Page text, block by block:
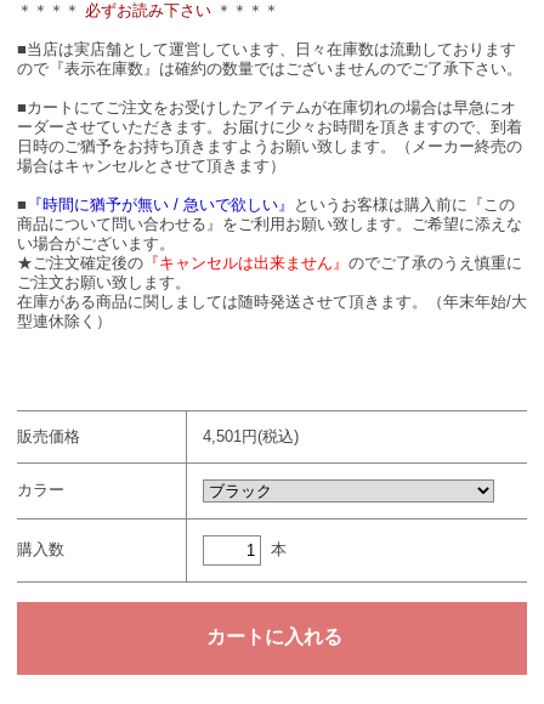
＊＊＊＊ 必ずお読み下さい ＊＊＊＊
■当店は実店舗として運営しています、日々在庫数は流動しております
ので『表示在庫数』は確約の数量ではございませんのでご了承下さい。
■カートにてご注文をお受けしたアイテムが在庫切れの場合は早急にオ
ーダーさせていただきます。お届けに少々お時間を頂きますので、到着
日時のご猶予をお持ち頂きますようお願い致します。（メーカー終売の
場合はキャンセルとさせて頂きます）
■ 『時間に猶予が無い / 急いで欲しい』
というお客様は購入前に『この
商品について問い合わせる』をご利用お願い致します。ご希望に添えな
い場合がございます。
★ご注文確定後の 『キャンセルは出来ません』 のでご了承のうえ慎重に
ご注文お願い致します。
在庫がある商品に関しましては随時発送させて頂きます。（年末年始/大
型連休除く）
販売価格 4,501円(税込)
カラー
購入数 本